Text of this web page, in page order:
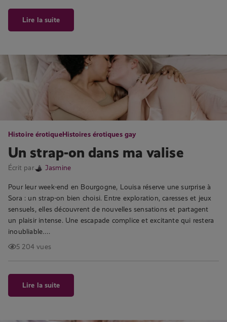
Lire la suite
Histoire érotiqueHistoires érotiques gay
Un strap-on dans ma valise
Écrit par Jasmine
Pour leur week-end en Bourgogne, Louisa réserve une surprise à
Sora : un strap-on bien choisi. Entre exploration, caresses et jeux
sensuels, elles découvrent de nouvelles sensations et partagent
un plaisir intense. Une escapade complice et excitante qui restera
inoubliable….
5 204 vues
Lire la suite